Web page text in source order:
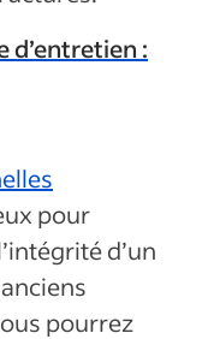
d’entretien :
pour
d’un
pourrez